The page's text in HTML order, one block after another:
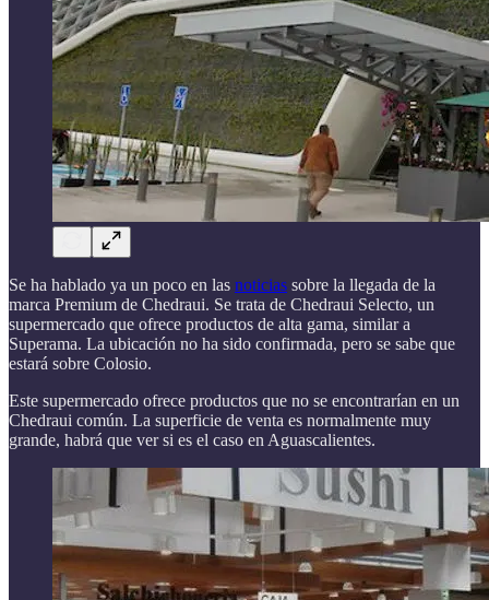
Se ha hablado ya un poco en las noticias sobre la llegada de la
marca Premium de Chedraui. Se trata de Chedraui Selecto, un
supermercado que ofrece productos de alta gama, similar a
Superama. La ubicación no ha sido confirmada, pero se sabe que
estará sobre Colosio.
Este supermercado ofrece productos que no se encontrarían en un
Chedraui común. La superficie de venta es normalmente muy
grande, habrá que ver si es el caso en Aguascalientes.